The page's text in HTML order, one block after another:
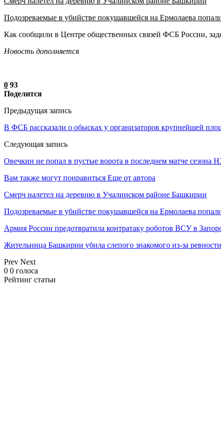
Подозреваемые в убийстве покушавшейся на Ермолаева
Как сообщили в Центре общественных связей ФСБ России,
Новость дополняется
0 93
Поделится
Предыдущая запись
В ФСБ рассказали о обысках у организаторов крупнейшей
Следующая запись
Овечкин не попал в пустые ворота в последнем матче сезона
Вам также могут понравиться Еще от автора
Смерч налетел на деревню в Учалинском районе Башкирии
Подозреваемые в убийстве покушавшейся на Ермолаева
Армия России предотвратила контратаку роботов ВСУ в
Жительница Башкирии убила слепого знакомого из-за ревности
Prev Next
0 0 голоса
Рейтинг статьи